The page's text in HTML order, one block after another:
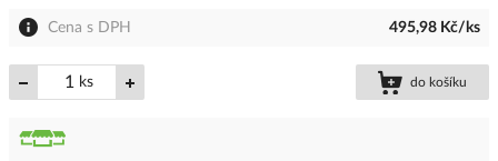
Cena s DPH 495,98 Kč/ks
ks do košíku